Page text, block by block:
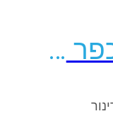
דירת גן 4.5 חד' בכפר סבא